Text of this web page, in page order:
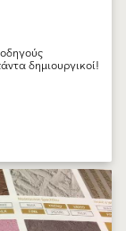
δημιουργικοί!